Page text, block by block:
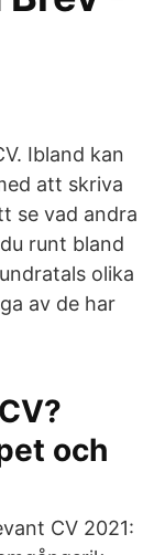
Ibland kan
att skriva
se vad andra
runt bland
olika
av de har
och
CV 2021: